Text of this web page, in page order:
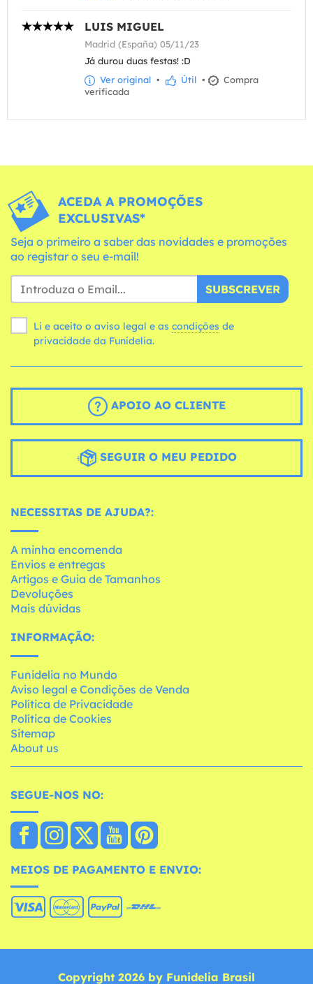
LUIS MIGUEL
Madrid (España) 05/11/23
Já durou duas festas! :D
Ver original • Útil •
Compra
verificada
ACEDA A PROMOÇÕES
EXCLUSIVAS*
Seja o primeiro a saber das novidades e promoções
ao registar o seu e-mail!
SUBSCREVER
Li e aceito o aviso legal e as condições
privacidade da Funidelia.
APOIO AO CLIENTE
SEGUIR O MEU PEDIDO
NECESSITAS DE AJUDA?:
A minha encomenda
Envios e entregas
Artigos e Guia de Tamanhos
Devoluções
Mais dúvidas
INFORMAÇÃO:
Funidelia no Mundo
Aviso legal e Condições de Venda
Política de Privacidade
Política de Cookies
Sitemap
About us
SEGUE-NOS NO:
MEIOS DE PAGAMENTO E ENVIO:
Copyright 2026 by Funidelia Brasil